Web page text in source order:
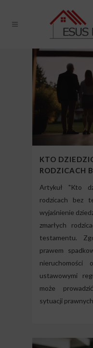
KTO
RODZICACH
Artykuł "Kto
rodzicach bez
wyjaśnienie
zmarłych
testamentu.
prawem
ustawowymi
może
sytuacji